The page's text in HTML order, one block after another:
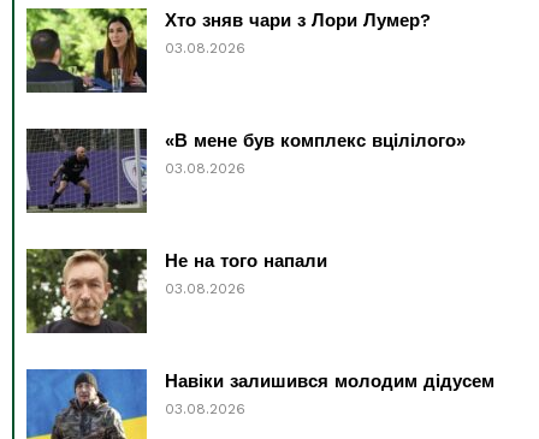
Хто зняв чари з Лори Лумер?
03.08.2026
«В мене був комплекс вцілілого»
03.08.2026
Не на того напали
03.08.2026
Навіки залишився молодим дідусем
03.08.2026